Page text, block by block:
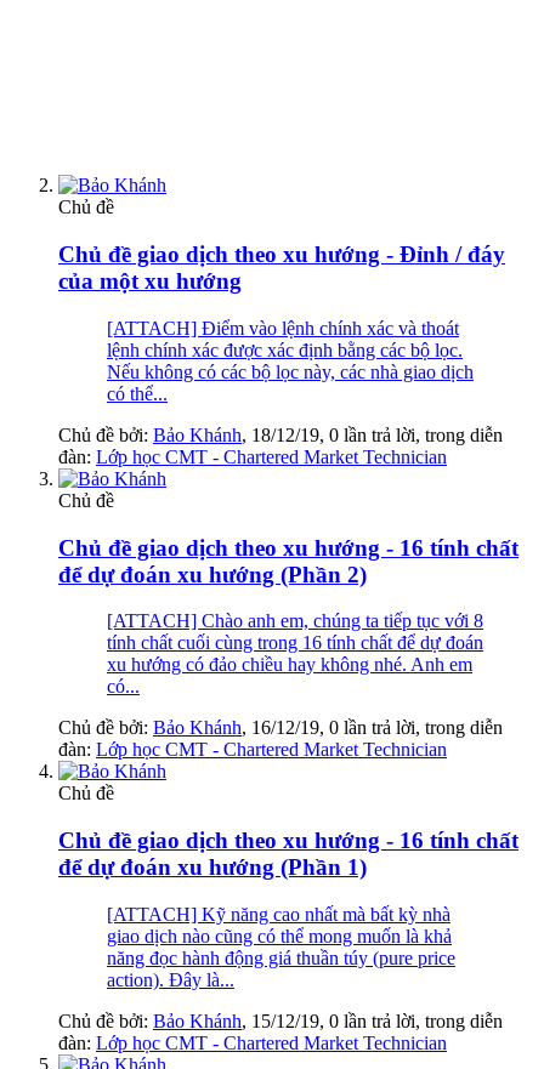
Chủ đề
Chủ đề giao dịch theo xu hướng - Đỉnh / đáy
của một xu hướng
[ATTACH] Điểm vào lệnh chính xác và thoát
lệnh chính xác được xác định bằng các bộ lọc.
Nếu không có các bộ lọc này, các nhà giao dịch
có thể...
Chủ đề bởi: Bảo Khánh, 18/12/19, 0 lần trả lời, trong diễn
đàn: Lớp học CMT - Chartered Market Technician
Chủ đề
Chủ đề giao dịch theo xu hướng - 16 tính chất
để dự đoán xu hướng (Phần 2)
[ATTACH] Chào anh em, chúng ta tiếp tục với 8
tính chất cuối cùng trong 16 tính chất để dự đoán
xu hướng có đảo chiều hay không nhé. Anh em
có...
Chủ đề bởi: Bảo Khánh, 16/12/19, 0 lần trả lời, trong diễn
đàn: Lớp học CMT - Chartered Market Technician
Chủ đề
Chủ đề giao dịch theo xu hướng - 16 tính chất
để dự đoán xu hướng (Phần 1)
[ATTACH] Kỹ năng cao nhất mà bất kỳ nhà
giao dịch nào cũng có thể mong muốn là khả
năng đọc hành động giá thuần túy (pure price
action). Đây là...
Chủ đề bởi: Bảo Khánh, 15/12/19, 0 lần trả lời, trong diễn
đàn: Lớp học CMT - Chartered Market Technician